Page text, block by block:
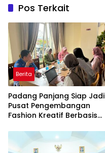
Pos Terkait
Berita
Padang Panjang Siap Jadi
Pusat Pengembangan
Fashion Kreatif Berbasis